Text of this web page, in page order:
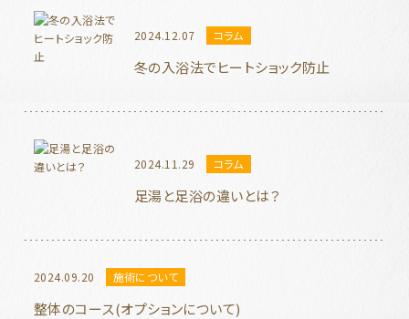
2024.12.07 コラム
冬の入浴法でヒートショック防止
2024.11.29 コラム
足湯と足浴の違いとは？
2024.09.20 施術について
整体のコース(オプションについて)